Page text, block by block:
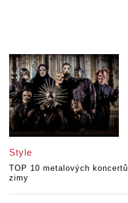
Style
TOP 10 metalových koncertů
zimy